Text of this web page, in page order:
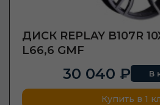
ДИСК REPLAY B107R
L66,6 GMF
30 040 ₽ В
Купить в 1